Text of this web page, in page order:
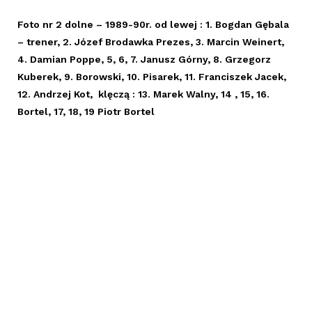
Foto nr 2 dolne – 1989-90r. od lewej : 1. Bogdan Gębala
– trener, 2. Józef Brodawka Prezes, 3. Marcin Weinert,
4. Damian Poppe, 5, 6, 7. Janusz Górny, 8. Grzegorz
Kuberek, 9. Borowski, 10. Pisarek, 11. Franciszek Jacek,
12. Andrzej Kot, klęczą : 13. Marek Walny, 14 , 15, 16.
Bortel, 17, 18, 19 Piotr Bortel